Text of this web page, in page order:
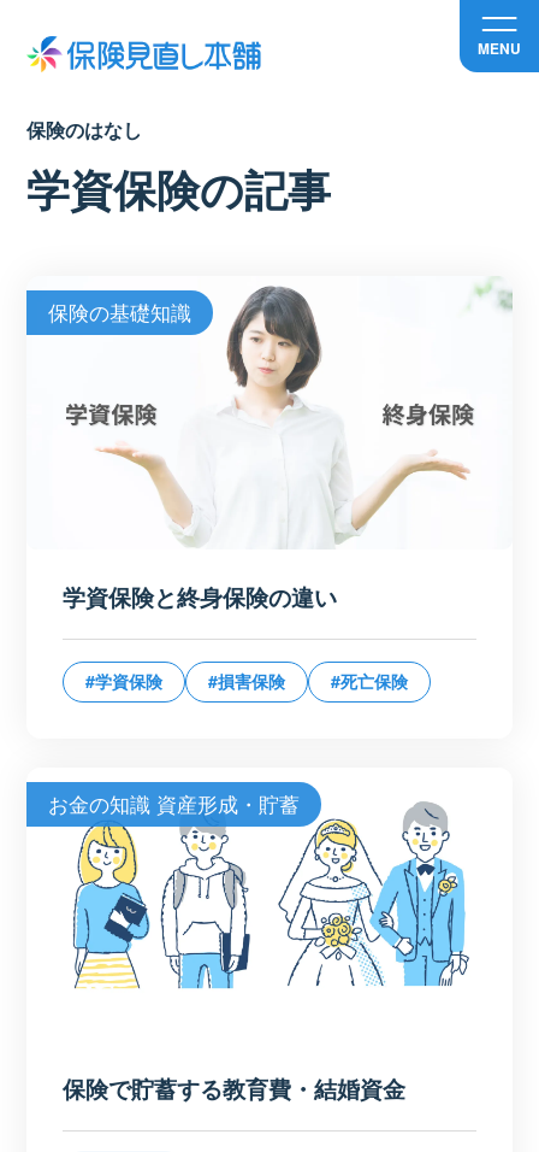
MENU
保険のはなし
学資保険の記事
保険の基礎知識
学資保険と終身保険の違い
#学資保険 #損害保険 #死亡保険
お金の知識 資産形成・貯蓄
保険で貯蓄する教育費・結婚資金